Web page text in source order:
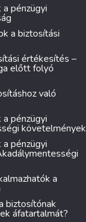
pénzügyi
a biztosítási
értékesítés –
előtt folyó
való
pénzügyi
követelmények
pénzügyi
a
biztosítónak
áfatartalmát?